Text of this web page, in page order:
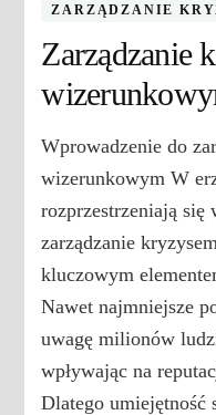
ZARZĄDZANIE
Zarządzanie
Wprowadzenie do
wizerunkowym W
rozprzestrzeniają się
zarządzanie
kluczowym
Nawet najmniejsze
uwagę milionów
wpływając na
Dlatego umiejętność